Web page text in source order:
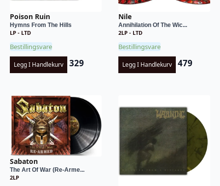
Poison Ruin
Hymns From The Hills
LP - LTD
Bestillingsvare
Legg I Handlekurv 329
Nile
Annihilation Of The Wic...
2LP - LTD
Bestillingsvare
Legg I Handlekurv 479
Sabaton
The Art Of War (Re-Arme...
2LP